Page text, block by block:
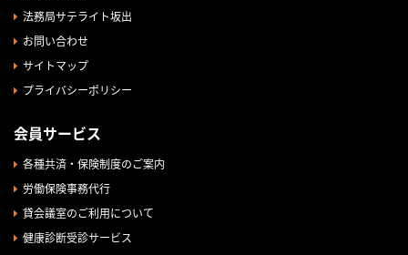
法務局サテライト坂出
お問い合わせ
サイトマップ
プライバシーポリシー
会員サービス
各種共済・保険制度のご案内
労働保険事務代行
貸会議室のご利用について
健康診断受診サービス